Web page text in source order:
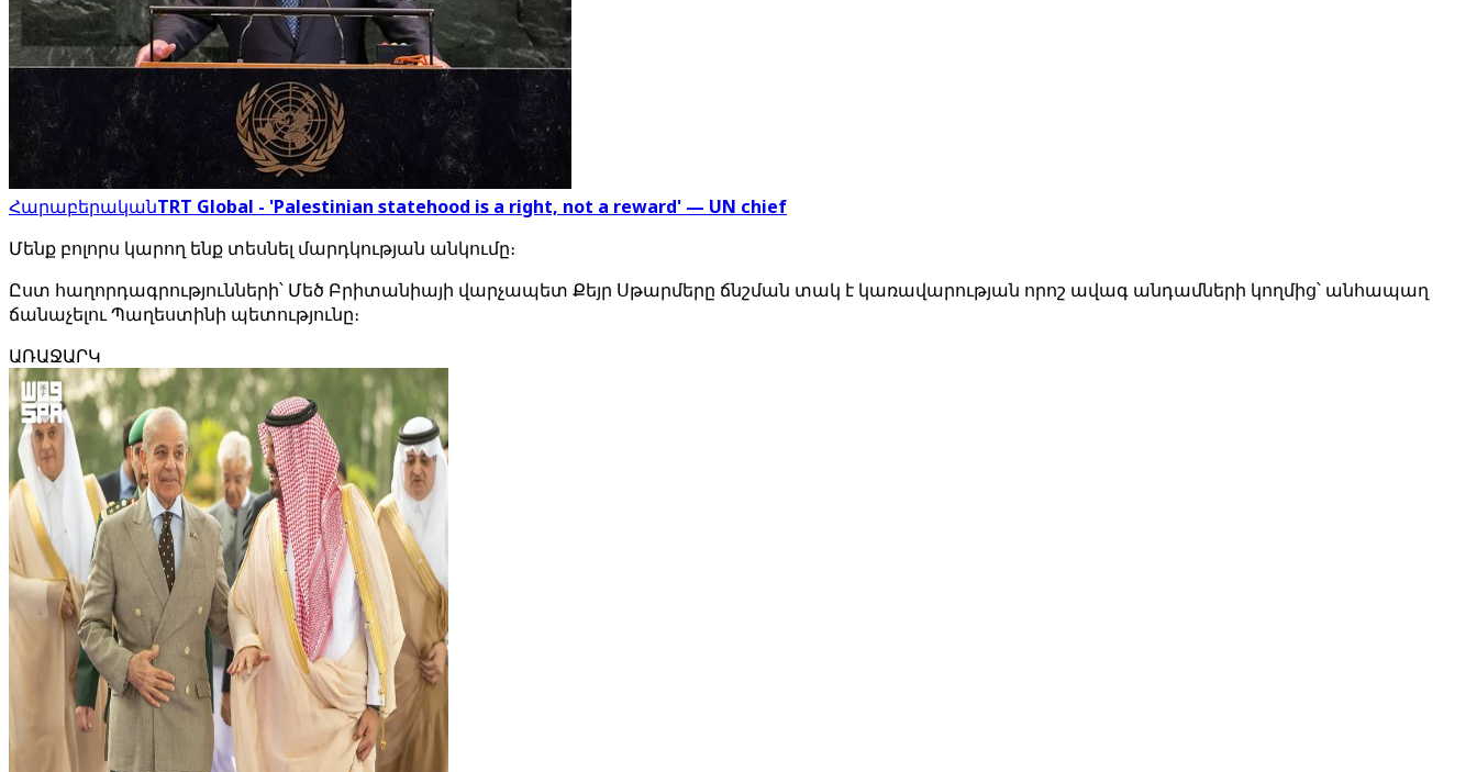
ՀարաբերականTRT Global - 'Palestinian statehood is a right, not a reward' — UN chief
Մենք բոլորս կարող ենք տեսնել մարդկության անկումը։
Ըստ հաղորդագրությունների՝ Մեծ Բրիտանիայի վարչապետ Քեյր Սթարմերը ճնշման տակ է կառավարության որոշ ավագ անդամների կողմից՝ անհապաղ
ճանաչելու Պաղեստինի պետությունը։
ԱՌԱՋԱՐԿ